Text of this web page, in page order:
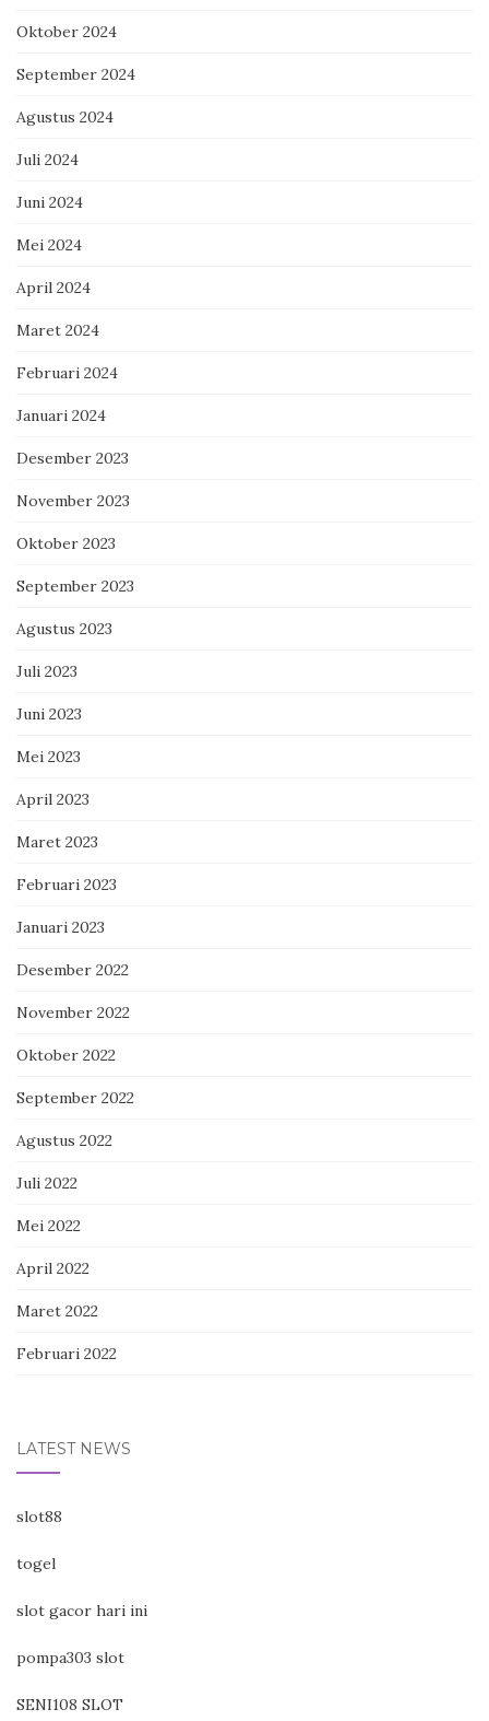
Oktober 2024
September 2024
Agustus 2024
Juli 2024
Juni 2024
Mei 2024
April 2024
Maret 2024
Februari 2024
Januari 2024
Desember 2023
November 2023
Oktober 2023
September 2023
Agustus 2023
Juli 2023
Juni 2023
Mei 2023
April 2023
Maret 2023
Februari 2023
Januari 2023
Desember 2022
November 2022
Oktober 2022
September 2022
Agustus 2022
Juli 2022
Mei 2022
April 2022
Maret 2022
Februari 2022
LATEST NEWS
slot88
togel
slot gacor hari ini
pompa303 slot
SENI108 SLOT